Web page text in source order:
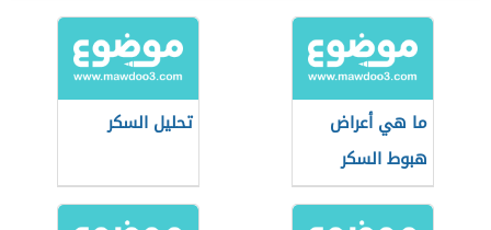
ما هي أعراض
هبوط السكر
تحليل السكر